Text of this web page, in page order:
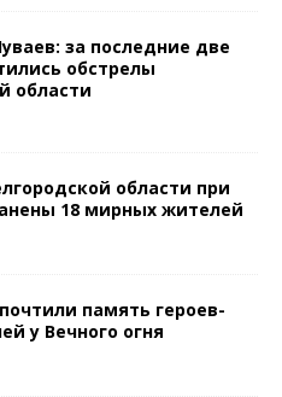
за последние две
обстрелы
области
области при
18 мирных жителей
память героев-
у Вечного огня